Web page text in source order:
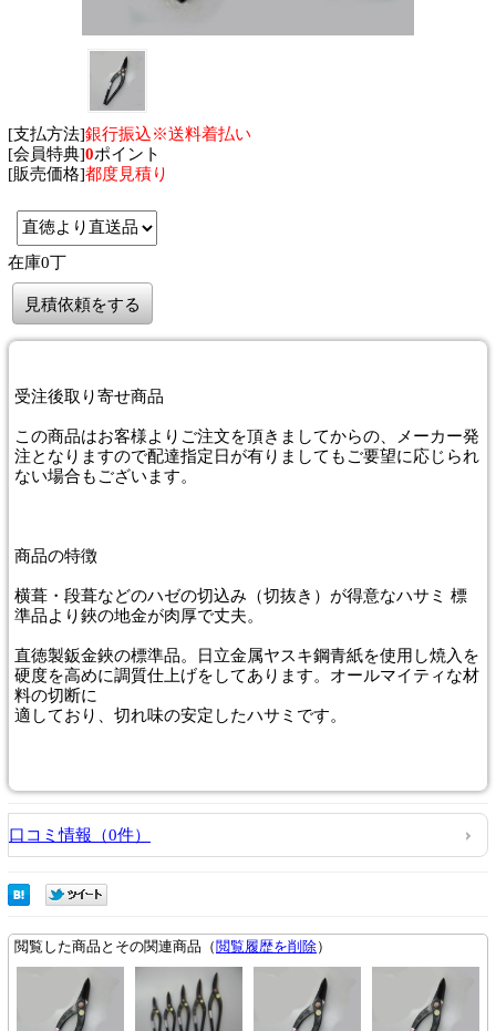
[支払方法]銀行振込※送料着払い
[会員特典]0ポイント
[販売価格]都度見積り
在庫0丁
見積依頼をする
受注後取り寄せ商品
この商品はお客様よりご注文を頂きましてからの、メーカー発
注となりますので配達指定日が有りましてもご要望に応じられ
ない場合もございます。
商品の特徴
横葺・段葺などのハゼの切込み（切抜き）が得意なハサミ 標
準品より鋏の地金が肉厚で丈夫。
直徳製鈑金鋏の標準品。日立金属ヤスキ鋼青紙を使用し焼入を
硬度を高めに調質仕上げをしてあります。オールマイティな材
料の切断に
適しており、切れ味の安定したハサミです。
口コミ情報（0件）